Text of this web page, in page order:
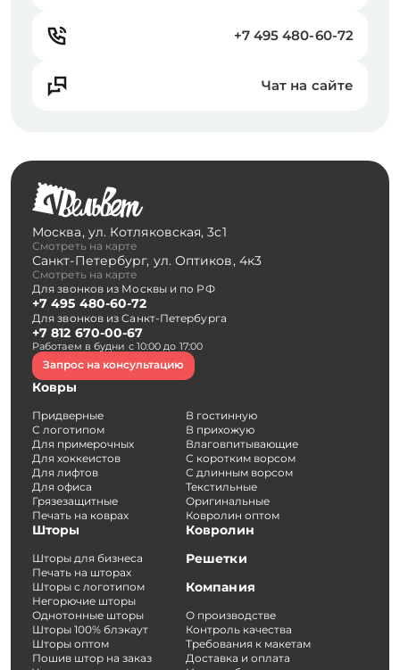
+7 495 480-60-72
Чат на сайте
Москва, ул. Котляковская, 3с1
Смотреть на карте
Санкт-Петербург, ул. Оптиков, 4к3
Смотреть на карте
Для звонков из Москвы и по РФ
+7 495 480-60-72
Для звонков из Санкт-Петербурга
+7 812 670-00-67
Работаем в будни с 10:00 до 17:00
Запрос на консультацию
Ковры
Придверные
С логотипом
Для примерочных
Для хоккеистов
Для лифтов
Для офиса
Грязезащитные
Печать на коврах
В гостинную
В прихожую
Влаговпитывающие
С коротким ворсом
С длинным ворсом
Текстильные
Оригинальные
Ковролин оптом
Шторы
Шторы для бизнеса
Печать на шторах
Шторы с логотипом
Негорючие шторы
Однотонные шторы
Шторы 100% блэкаут
Шторы оптом
Пошив штор на заказ
Ковролин
Решетки
Компания
О производстве
Контроль качества
Требования к макетам
Доставка и оплата